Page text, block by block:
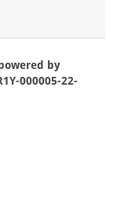
by
000005-22-